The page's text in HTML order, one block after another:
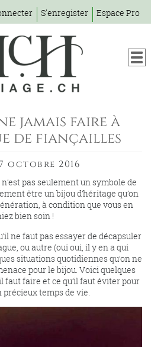
S'enregister Espace Pro
jamais faire à
de fiançailles
octobre 2016
pas seulement un symbole de
être un bijou d’héritage qu’on
à condition que vous en
bien soin !
ne faut pas essayer de décapsuler
ou autre (oui oui, il y en a qui
situations quotidiennes qu’on ne
pour le bijou. Voici quelques
faut faire et ce qu’il faut éviter pour
temps de vie.